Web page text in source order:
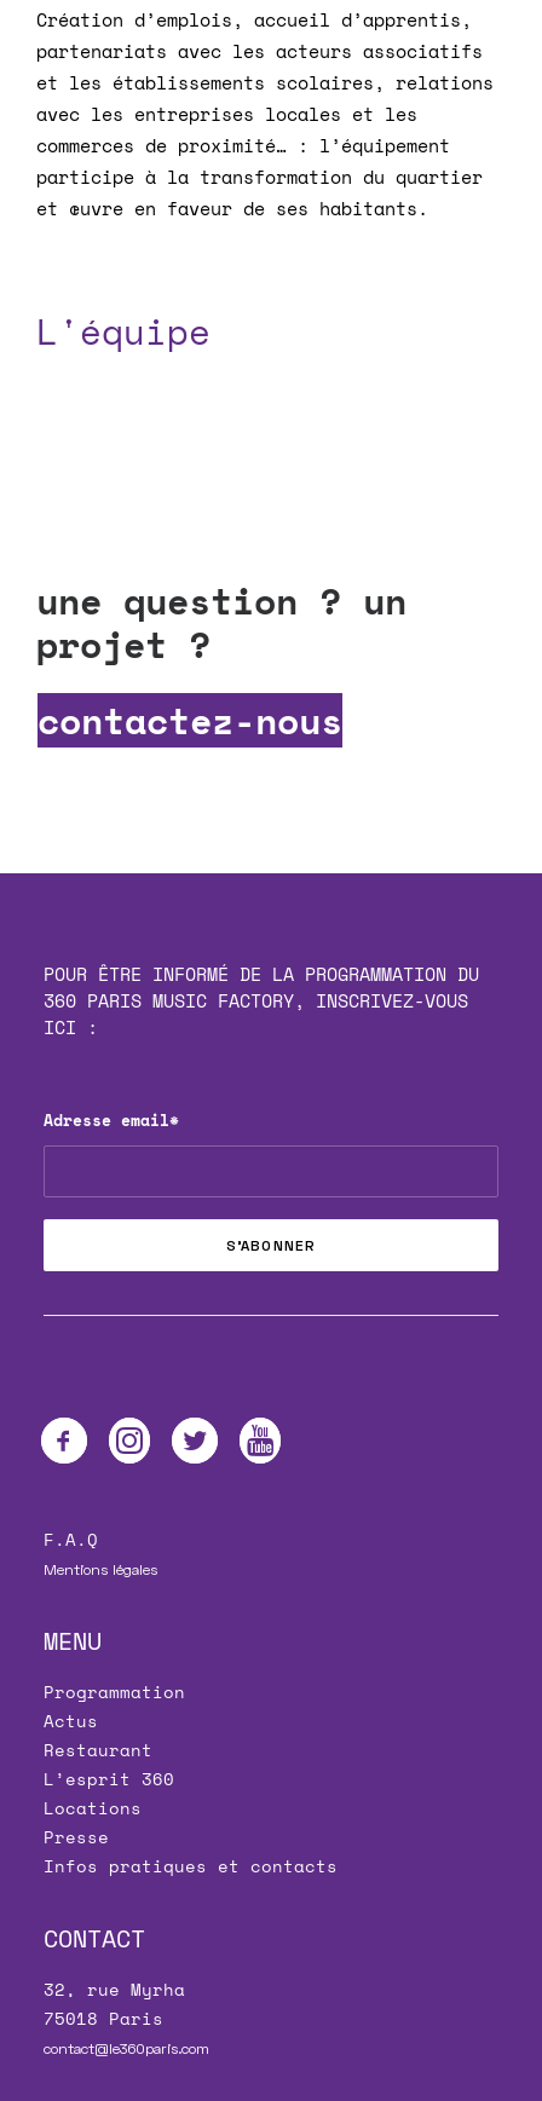
Création d’emplois, accueil d’apprentis,
partenariats avec les acteurs associatifs
et les établissements scolaires, relations
avec les entreprises locales et les
commerces de proximité… : l’équipement
participe à la transformation du quartier
et œuvre en faveur de ses habitants.
L'équipe
une question ? un
projet ?
contactez-nous
POUR ÊTRE INFORMÉ DE LA PROGRAMMATION DU
360 PARIS MUSIC FACTORY, INSCRIVEZ-VOUS
ICI :
Adresse email*
F.A.Q
Mentions légales
MENU
Programmation
Actus
Restaurant
L’esprit 360
Locations
Presse
Infos pratiques et contacts
CONTACT
32, rue Myrha
75018 Paris
contact@le360paris.com